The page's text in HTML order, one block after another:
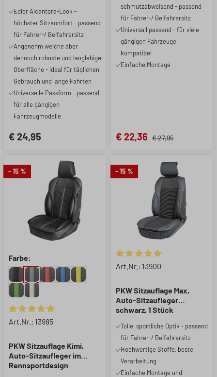
passend
Edler Alcantara-Look -
höchster Sitzkomfort - passend
für Fahrer-/ Beifahrersitz
Angenehm weiche aber
dennoch robuste und langlebige
Oberfläche - ideal für täglichen
Gebrauch und lange Fahrten
Universelle Passform - passend
für alle gängigen
Fahrzeugmodelle
€ 24,95
schmutzabweisend - passend
für Fahrer-/ Beifahrersitz
Universall passend - für viele
gängigen Fahrzeuge
kompatibel
Einfache Montage
€ 22,36 € 27,95
- 15 %
Farbe:
Durchschnittliche Bewertung von 4.89 von 5 Sternen
Art.Nr.: 13985
PKW Sitzauflage Kimi,
Auto-Sitzaufleger im
Rennsportdesign
- 15 %
Durchschnittliche Bewertung
Art.Nr.: 13900
PKW Sitzauflage Max,
Auto-Sitzaufleger
schwarz, 1 Stück
Tolle, sportliche Optik - passend
für Fahrer-/ Beifahrersitz
Hochwertige Stoffe, beste
Verarbeitung
Einfache Montage und